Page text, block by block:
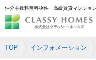
仲介手数料無料物件・高級賃貸マンショ
TOP インフォメーション